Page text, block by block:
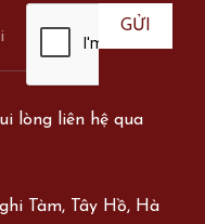
lòng liên hệ qua
Tàm, Tây Hồ, Hà